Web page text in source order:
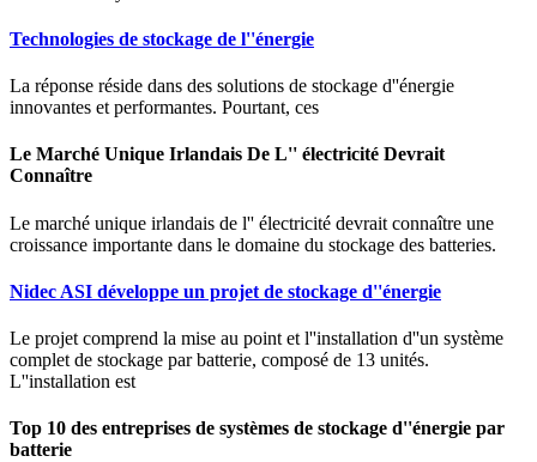
Technologies de stockage de l''énergie
La réponse réside dans des solutions de stockage d''énergie
innovantes et performantes. Pourtant, ces
Le Marché Unique Irlandais De L'' électricité Devrait
Connaître
Le marché unique irlandais de l'' électricité devrait connaître une
croissance importante dans le domaine du stockage des batteries.
Nidec ASI développe un projet de stockage d''énergie
Le projet comprend la mise au point et l''installation d''un système
complet de stockage par batterie, composé de 13 unités.
L''installation est
Top 10 des entreprises de systèmes de stockage d''énergie par
batterie